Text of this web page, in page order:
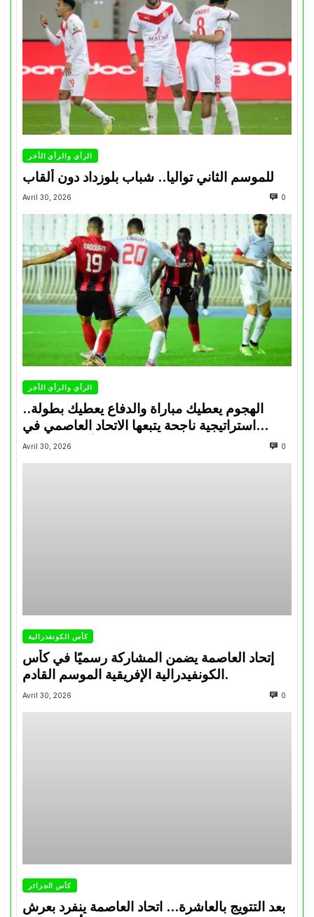
الرأي والرأي الأخر
للموسم الثاني تواليا.. شباب بلوزداد دون ألقاب
Avril 30, 2026 0
الرأي والرأي الأخر
الهجوم يعطيك مباراة والدفاع يعطيك بطولة..
استراتيجية ناجحة يتبعها الاتحاد العاصمي في
تتويجاته آخر السنوات
Avril 30, 2026 0
كأس الكونفدرالية
إتحاد العاصمة يضمن المشاركة رسميًا في كأس
الكونفيدرالية الإفريقية الموسم القادم.
Avril 30, 2026 0
كأس الجزائر
بعد التتويج بالعاشرة… اتحاد العاصمة ينفرد بعرش